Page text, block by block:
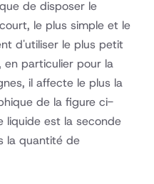
de disposer le
le plus simple et le
d'utiliser le plus petit
en particulier pour la
il affecte le plus la
de la figure ci-
liquide est la seconde
la quantité de